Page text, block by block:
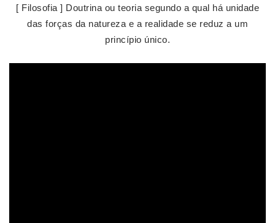
[ Filosofia ] Doutrina ou teoria segundo a qual há unidade
das forças da natureza e a realidade se reduz a um
princípio único.